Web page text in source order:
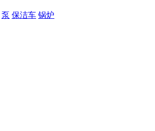
泵 保洁车 锅炉